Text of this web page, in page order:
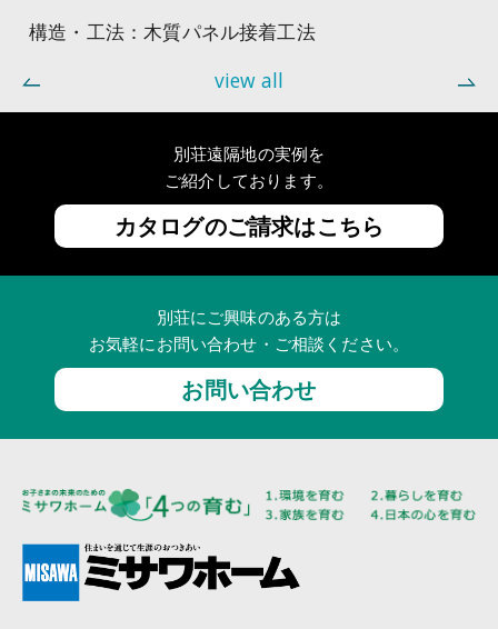
構造・工法：木質パネル接着工法
view all
別荘遠隔地の実例を
ご紹介しております。
カタログのご請求はこちら
別荘にご興味のある方は
お気軽にお問い合わせ・ご相談ください。
お問い合わせ